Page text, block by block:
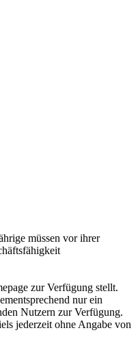
müssen vor ihrer
zur Verfügung stellt.
nur ein
Nutzern zur Verfügung.
jederzeit ohne Angabe von